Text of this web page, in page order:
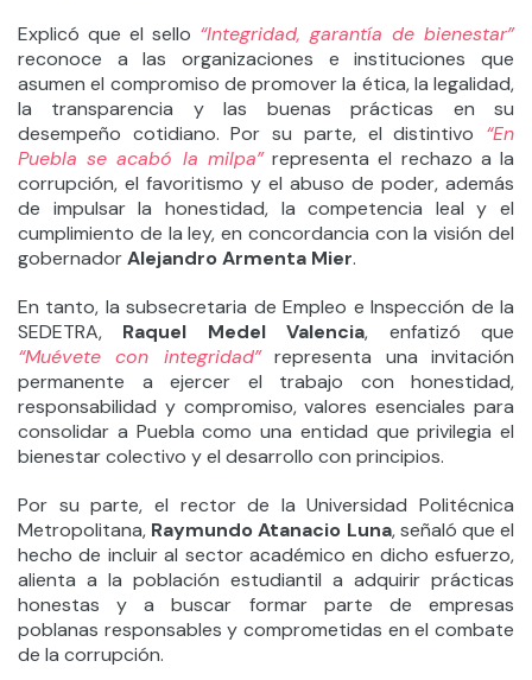
Explicó que el sello “Integridad, garantía de bienestar”
reconoce a las organizaciones e instituciones que
asumen el compromiso de promover la ética, la legalidad,
la transparencia y las buenas prácticas en su
desempeño cotidiano. Por su parte, el distintivo “En
Puebla se acabó la milpa”representa el rechazo a la
corrupción, el favoritismo y el abuso de poder, además
de impulsar la honestidad, la competencia leal y el
cumplimiento de la ley, en concordancia con la visión del
gobernadorAlejandro Armenta Mier.
En tanto, la subsecretaria de Empleo e Inspección de la
SEDETRA, Raquel Medel Valencia, enfatizó que
“Muévete con integridad”representa una invitación
permanente a ejercer el trabajo con honestidad,
responsabilidad y compromiso, valores esenciales para
consolidar a Puebla como una entidad que privilegia el
bienestar colectivo y el desarrollo con principios.
Por su parte, el rector de la Universidad Politécnica
Metropolitana, Raymundo Atanacio Luna, señaló que el
hecho de incluir al sector académico en dicho esfuerzo,
alienta a la población estudiantil a adquirir prácticas
honestas y a buscar formar parte de empresas
poblanas responsables y comprometidas en el combate
de la corrupción.